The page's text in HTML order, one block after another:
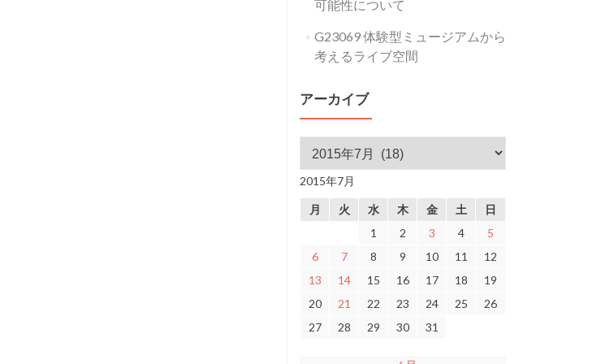
可能性について
G23069 体験型ミュージアムから
考えるライブ空間
アーカイブ
アーカイブ
2015年7月
月 火 水 木 金 土
日
1
2 3 4
5
6
7 8 9 10 11
12
13
14 15 16 17 18
19
20
21 22 23 24 25
26
27
28 29 30 31